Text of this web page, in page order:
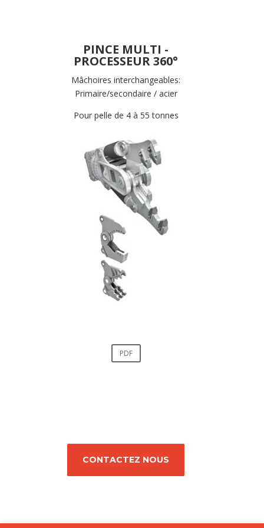
PINCE MULTI -
PROCESSEUR 360°
Mâchoires interchangeables:
Primaire/secondaire / acier
Pour pelle de 4 à 55 tonnes
PDF
CONTACTEZ NOUS